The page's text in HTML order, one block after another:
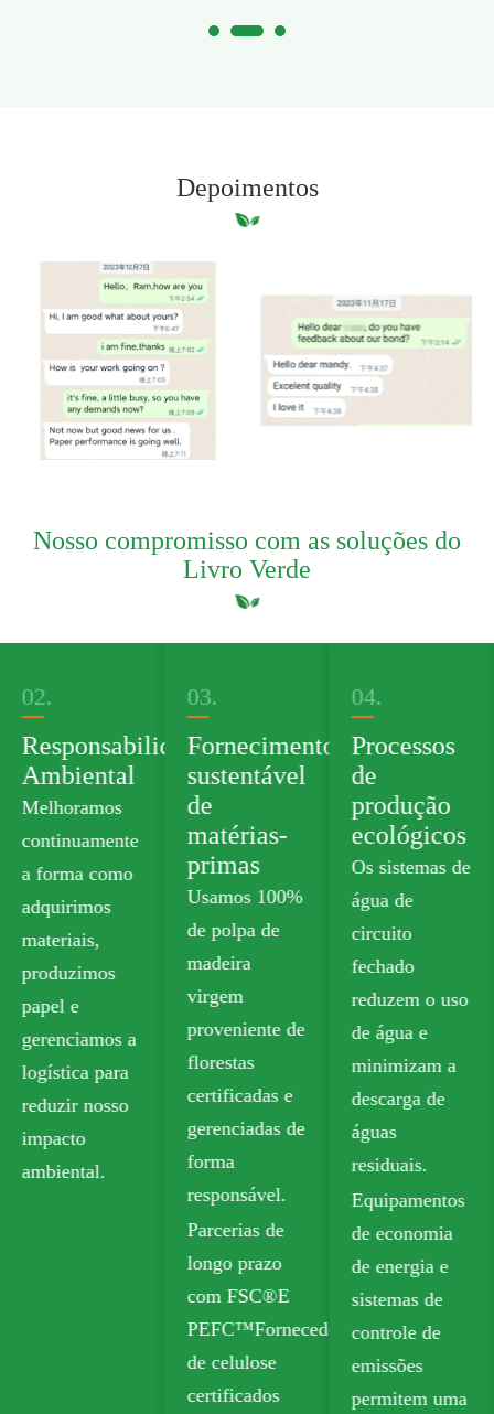
Depoimentos
Nosso compromisso com as soluções do
Livro Verde
03.
Fornecimento
sustentável
de
matérias-
primas
Usamos 100%
de polpa de
madeira
virgem
proveniente de
florestas
certificadas e
gerenciadas de
forma
PEFC™Fornecedores
04.
Processos
de
produção
ecológicos
Os sistemas de
água de
circuito
fechado
reduzem o uso
de água e
minimizam a
descarga de
águas
residuais.
Equipamentos
de economia
de energia e
sistemas de
controle de
emissões
permitem uma
05.
Produto
Verde
Portfolio
Oferecemos
papelão de
qualidade
alimentar sem
plástico que
atende aos
padrões de
segurança para
contato com
alimentos.
Nossas opções
recicláveis
incluem a
placa de caixa
dobrável
(FBB) e a
placa de
marfim para